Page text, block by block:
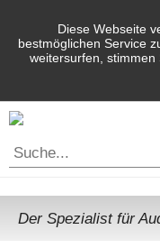
Diese Webseite
bestmöglichen Service
weitersurfen, stimmen
Der Spezialist für